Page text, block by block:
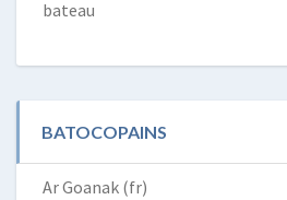
bateau
BATOCOPAINS
Ar Goanak (fr)